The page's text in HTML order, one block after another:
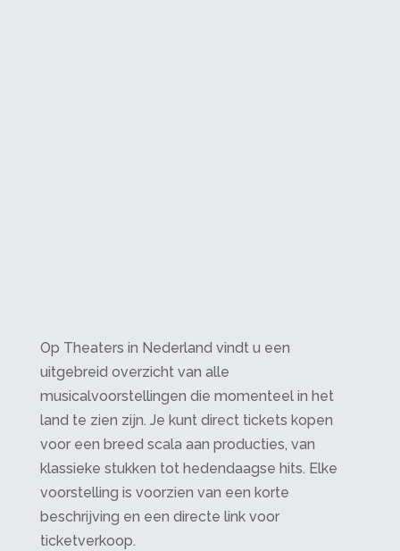
Op Theaters in Nederland vindt u een
uitgebreid overzicht van alle
musicalvoorstellingen die momenteel in het
land te zien zijn. Je kunt direct tickets kopen
voor een breed scala aan producties, van
klassieke stukken tot hedendaagse hits. Elke
voorstelling is voorzien van een korte
beschrijving en een directe link voor
ticketverkoop.